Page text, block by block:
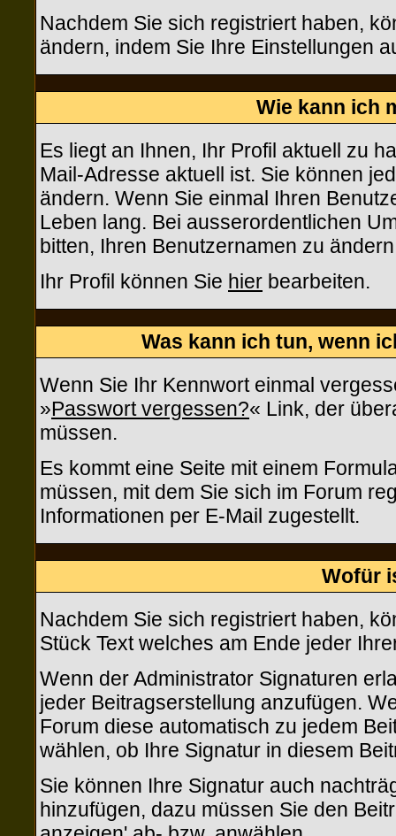
Nachdem Sie sich registriert haben,
ändern, indem Sie Ihre Einstellungen
Wie kann ich
Es liegt an Ihnen, Ihr Profil aktuell zu
Mail-Adresse aktuell ist. Sie können
ändern. Wenn Sie einmal Ihren
Leben lang. Bei ausserordentlichen
bitten, Ihren Benutzernamen zu
Ihr Profil können Sie hier bearbeiten.
Was kann ich tun, wenn
Wenn Sie Ihr Kennwort einmal
»Passwort vergessen?« Link, der
müssen.
Es kommt eine Seite mit einem
müssen, mit dem Sie sich im Forum
Informationen per E-Mail zugestellt.
Wofür
Nachdem Sie sich registriert haben,
Stück Text welches am Ende jeder
Wenn der Administrator Signaturen
jeder Beitragserstellung anzufügen.
Forum diese automatisch zu jedem
wählen, ob Ihre Signatur in diesem
Sie können Ihre Signatur auch
hinzufügen, dazu müssen Sie den